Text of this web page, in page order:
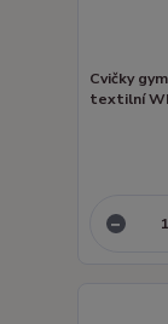
Cvičky
textilní